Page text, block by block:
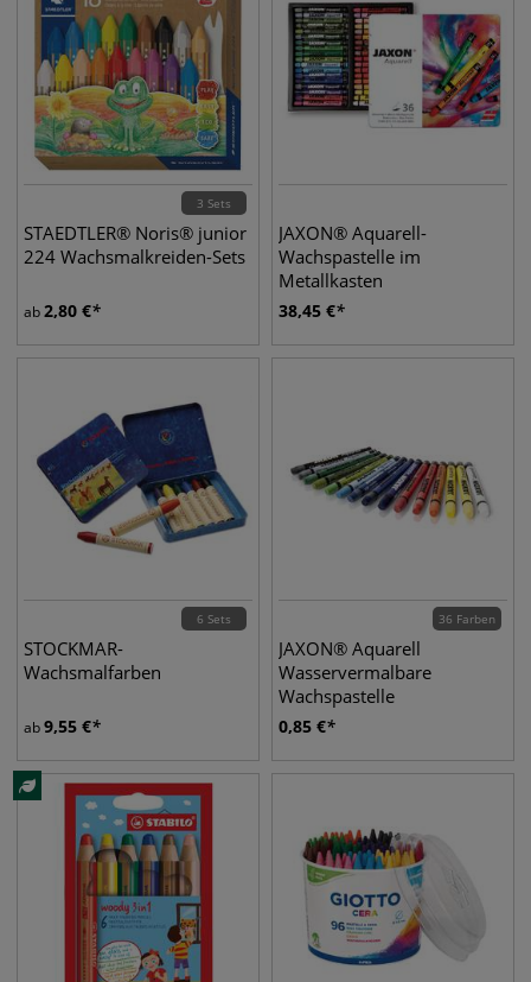
3 Sets
STAEDTLER® Noris® junior
224 Wachsmalkreiden-Sets
ab2,80 €
JAXON® Aquarell-
Wachspastelle im
Metallkasten
38,45 €
6 Sets
STOCKMAR-
Wachsmalfarben
ab9,55 €
36 Farben
JAXON® Aquarell
Wasservermalbare
Wachspastelle
0,85 €